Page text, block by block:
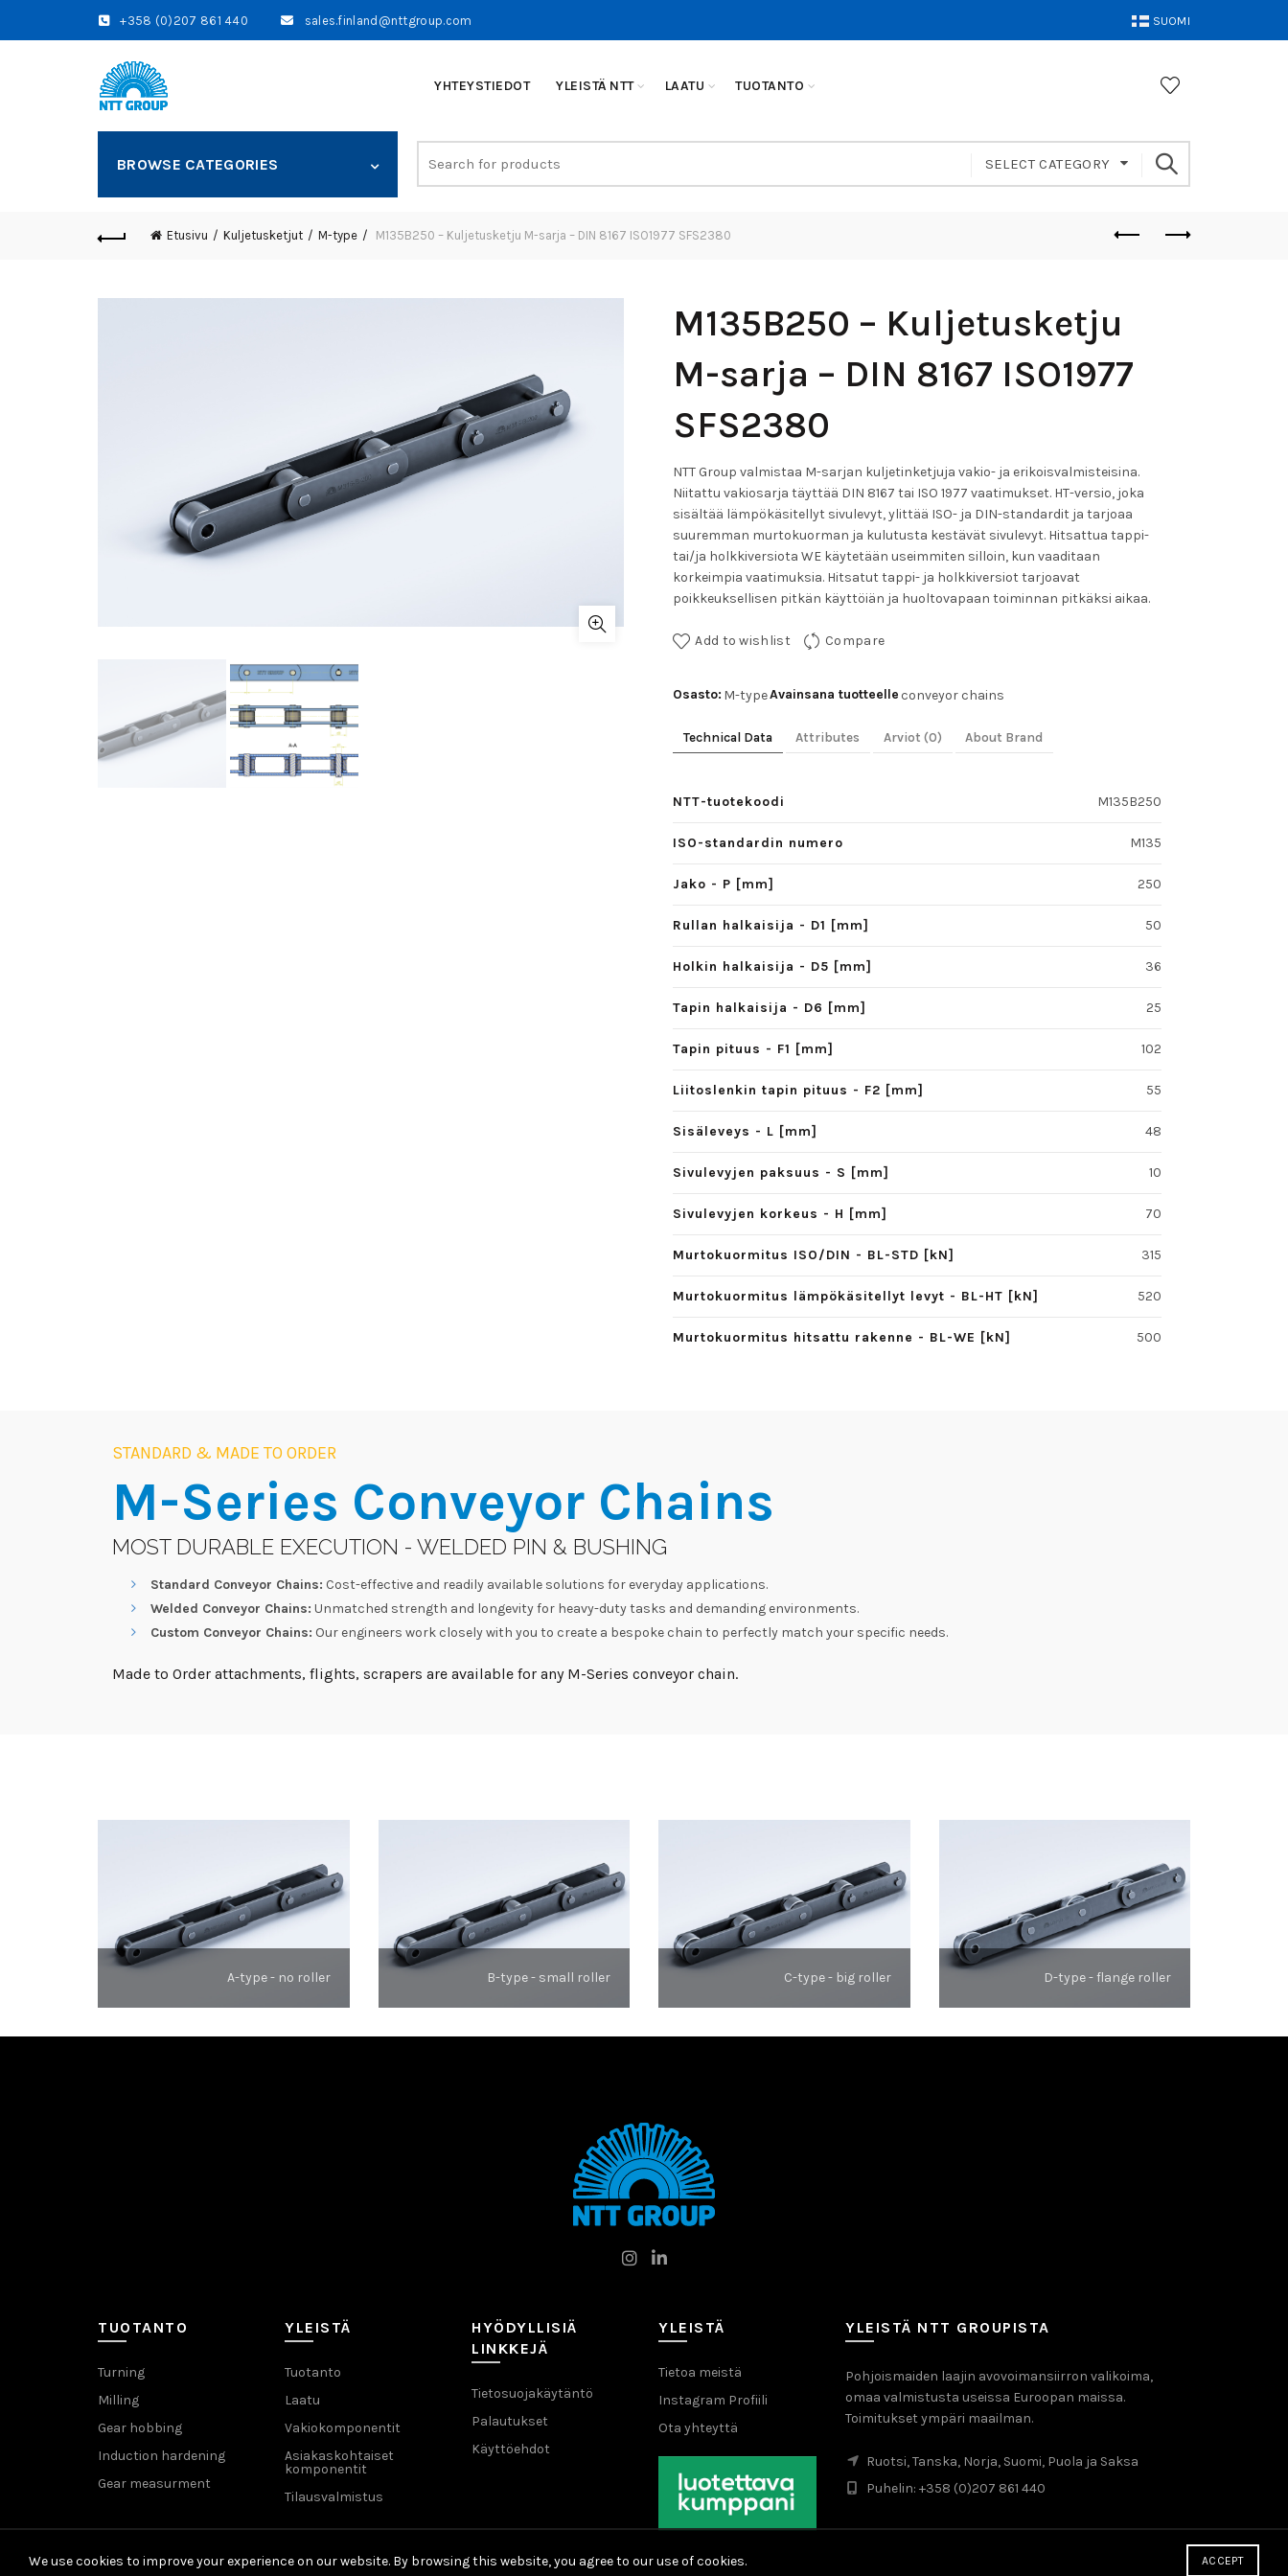
+358 (0)207 861 440 sales.finland@nttgroup.com SUOMI
YHTEYSTIEDOT YLEISTÄ NTT LAATU TUOTANTO
BROWSE CATEGORIES
for:
SELECT CATEGORY
Etusivu Kuljetusketjut M-type M135B250 – Kuljetusketju M-sarja – DIN 8167 ISO1977 SFS2380
M135B250 – Kuljetusketju
M-sarja – DIN 8167 ISO1977
SFS2380
NTT Group valmistaa M-sarjan kuljetinketjuja vakio- ja erikoisvalmisteisina.
Niitattu vakiosarja täyttää DIN 8167 tai ISO 1977 vaatimukset. HT-versio, joka
sisältää lämpökäsitellyt sivulevyt, ylittää ISO- ja DIN-standardit ja tarjoaa
suuremman murtokuorman ja kulutusta kestävät sivulevyt. Hitsattua tappi-
tai/ja holkkiversiota WE käytetään useimmiten silloin, kun vaaditaan
korkeimpia vaatimuksia. Hitsatut tappi- ja holkkiversiot tarjoavat
poikkeuksellisen pitkän käyttöiän ja huoltovapaan toiminnan pitkäksi aikaa.
Add to wishlist Compare
Osasto: M-typeAvainsana tuotteelle conveyor chains
Technical Data Attributes Arviot (0) About Brand
NTT-tuotekoodi M135B250
ISO-standardin numero M135
Jako - P [mm] 250
Rullan halkaisija - D1 [mm] 50
Holkin halkaisija - D5 [mm] 36
Tapin halkaisija - D6 [mm] 25
Tapin pituus - F1 [mm] 102
Liitoslenkin tapin pituus - F2 [mm] 55
Sisäleveys - L [mm] 48
Sivulevyjen paksuus - S [mm] 10
Sivulevyjen korkeus - H [mm] 70
Murtokuormitus ISO/DIN - BL-STD [kN] 315
Murtokuormitus lämpökäsitellyt levyt - BL-HT [kN] 520
Murtokuormitus hitsattu rakenne - BL-WE [kN] 500
STANDARD & MADE TO ORDER
M-Series Conveyor Chains
MOST DURABLE EXECUTION - WELDED PIN & BUSHING
Standard Conveyor Chains: Cost-effective and readily available solutions for everyday applications.
Welded Conveyor Chains: Unmatched strength and longevity for heavy-duty tasks and demanding environments.
Custom Conveyor Chains: Our engineers work closely with you to create a bespoke chain to perfectly match your specific needs.
Made to Order attachments, flights, scrapers are available for any M-Series conveyor chain.
A-type - no roller B-type - small roller C-type - big roller D-type - flange roller
TUOTANTO
Turning
Milling
Gear hobbing
Induction hardening
Gear measurment
YLEISTÄ
Tuotanto
Laatu
Vakiokomponentit
Asiakaskohtaiset
komponentit
Tilausvalmistus
HYÖDYLLISIÄ
LINKKEJÄ
Tietosuojakäytäntö
Palautukset
Käyttöehdot
YLEISTÄ
Tietoa meistä
Instagram Profiili
Ota yhteyttä
YLEISTÄ NTT GROUPISTA
Pohjoismaiden laajin avovoimansiirron valikoima,
omaa valmistusta useissa Euroopan maissa.
Toimitukset ympäri maailman.
Ruotsi, Tanska, Norja, Suomi, Puola ja Saksa
Puhelin: +358 (0)207 861 440
We use cookies to improve your experience on our website. By browsing this website, you agree to our use of cookies. ACCEPT